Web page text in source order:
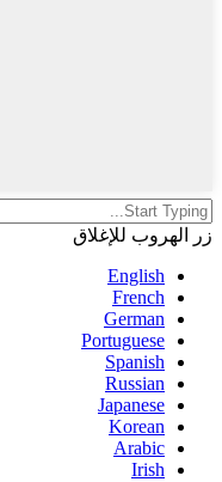
زر الهروب للإغلاق
English
French
German
Portuguese
Spanish
Russian
Japanese
Korean
Arabic
Irish